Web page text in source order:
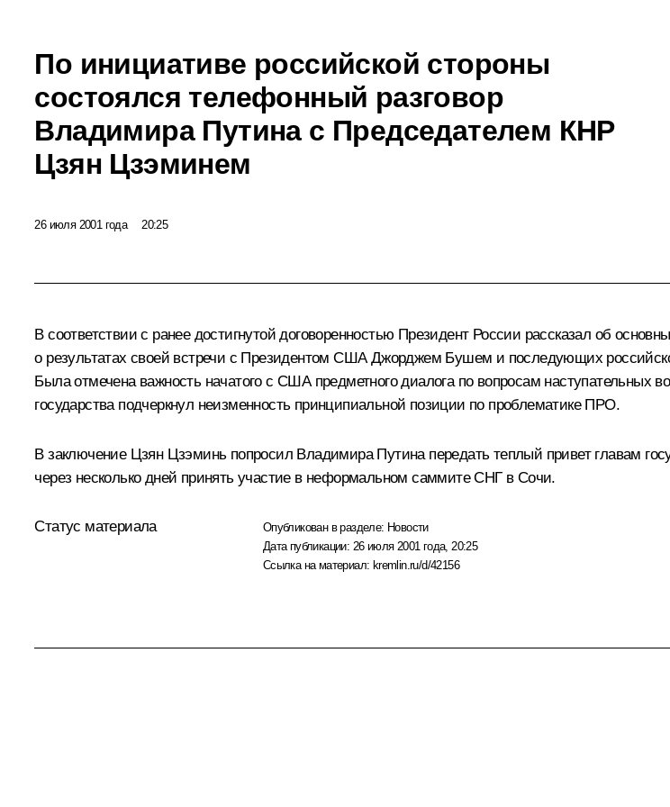
По инициативе российской стороны
состоялся телефонный разговор
Владимира Путина с Председателем КНР
Цзян Цзэминем
26 июля 2001 года 20:25
В соответствии с ранее достигнутой договоренностью Президент России рассказал об
о результатах своей встречи с Президентом США Джорджем Бушем и последующих
Была отмечена важность начатого с США предметного диалога по вопросам наступательных
государства подчеркнул неизменность принципиальной позиции по проблематике ПРО.
В заключение Цзян Цзэминь попросил Владимира Путина передать теплый привет главам
через несколько дней принять участие в неформальном саммите СНГ в Сочи.
Статус материала Опубликован в разделе: Новости
Дата публикации: 26 июля 2001 года, 20:25
Ссылка на материал: kremlin.ru/d/42156